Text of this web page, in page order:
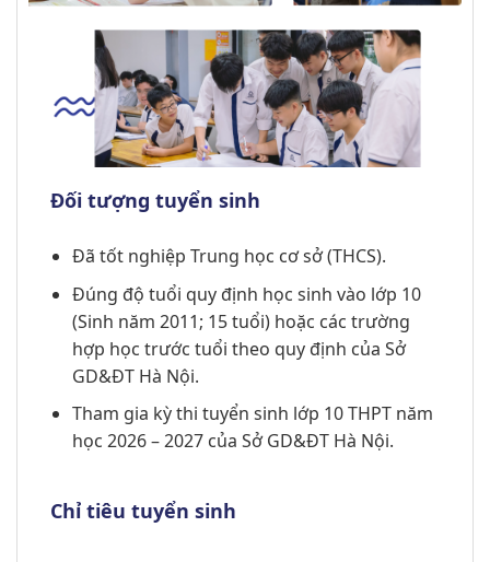
Đối tượng tuyển sinh
Đã tốt nghiệp Trung học cơ sở (THCS).
Đúng độ tuổi quy định học sinh vào lớp 10
(Sinh năm 2011; 15 tuổi) hoặc các trường
hợp học trước tuổi theo quy định của Sở
GD&ĐT Hà Nội.
Tham gia kỳ thi tuyển sinh lớp 10 THPT năm
học 2026 – 2027 của Sở GD&ĐT Hà Nội.
Chỉ tiêu tuyển sinh